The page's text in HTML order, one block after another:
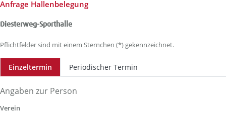
Anfrage Hallenbelegung
Diesterweg-Sporthalle
Pflichtfelder sind mit einem Sternchen (*) gekennzeichnet.
Einzeltermin Periodischer Termin
Angaben zur Person
Verein